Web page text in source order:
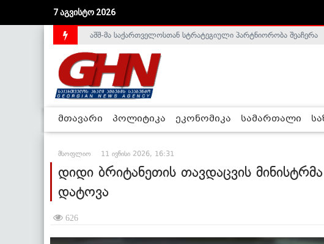
7 აგვისტო 2026
საქართველოს დე-ფაქტო მთავრობა არალეგიტიმურია -
აშშ-მა საქართველოსთან სტრატეგიული პარტნიორობა შეაჩერა
მთავარი პოლიტიკა ეკონომიკა სამართალი
მსოფლიო 11 ივნისი 2026, 16:31
დიდი ბრიტანეთის თავდაცვის
დატოვა
626